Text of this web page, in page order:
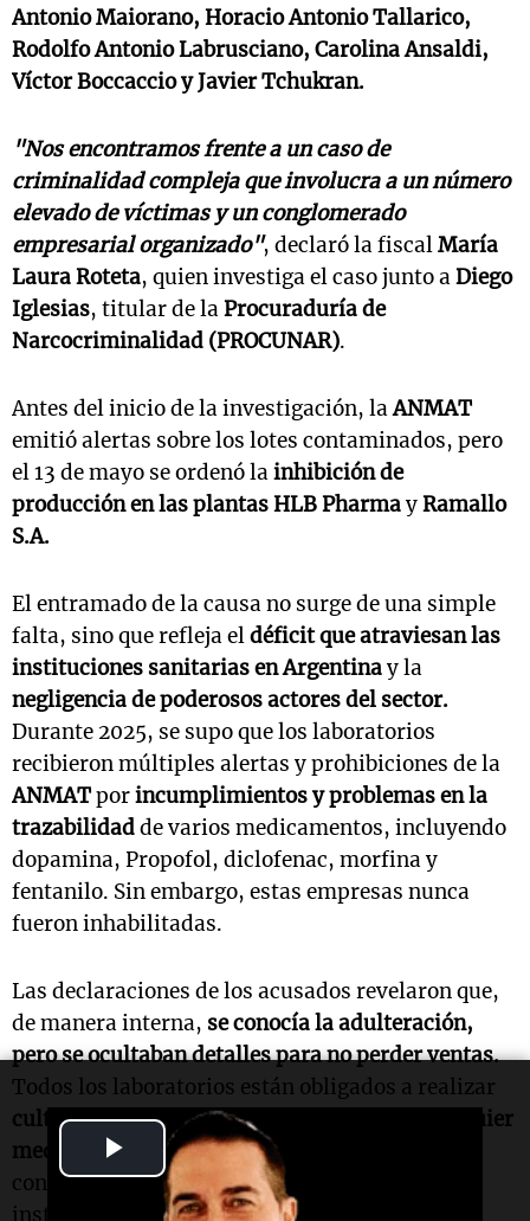
Play
Video
Antonio Maiorano, Horacio Antonio Tallarico,
Rodolfo Antonio Labrusciano, Carolina Ansaldi,
Víctor Boccaccio y Javier Tchukran.
"Nos encontramos frente a un caso de
criminalidad compleja que involucra a un número
elevado de víctimas y un conglomerado
empresarial organizado", declaró la fiscalMaría
Laura Roteta, quien investiga el caso junto aDiego
Iglesias, titular de laProcuraduría de
Narcocriminalidad (PROCUNAR).
Antes del inicio de la investigación, laANMAT
emitió alertas sobre los lotes contaminados, pero
el 13 de mayo se ordenó lainhibición de
producción en las plantas HLB PharmayRamallo
S.A.
El entramado de la causa no surge de una simple
falta, sino que refleja eldéficit que atraviesan las
instituciones sanitarias en Argentinay la
negligencia de poderosos actores del sector.
Durante 2025, se supo que los laboratorios
recibieron múltiples alertas y prohibiciones de la
ANMATporincumplimientos y problemas en la
trazabilidadde varios medicamentos, incluyendo
dopamina, Propofol, diclofenac, morfina y
fentanilo. Sin embargo, estas empresas nunca
fueron inhabilitadas.
Las declaraciones de los acusados revelaron que,
de manera interna, se conocía la adulteración,
pero se ocultaban detalles para no perder ventas.
Todos los laboratorios están obligados a realizar
cultivos microbiológicos antes de lanzar cualquier
medicamento inyectable, cuyos resultados se
conocen a los 14 días. Aun así, en
instrucción de continuar vendiendo provenía